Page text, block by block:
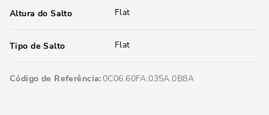
Altura do Salto Flat
Tipo de Salto Flat
Código de Referência 0C06.60FA.035A.0B8A